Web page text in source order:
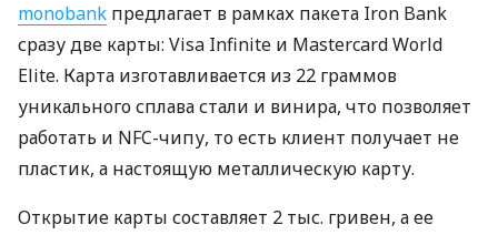
monobank предлагает в рамках пакета Iron Bank
сразу две карты: Visa Infinite и Mastercard World
Elite. Карта изготавливается из 22 граммов
уникального сплава стали и винира, что позволяет
работать и NFC-чипу, то есть клиент получает не
пластик, а настоящую металлическую карту.
Открытие карты составляет 2 тыс. гривен, а ее